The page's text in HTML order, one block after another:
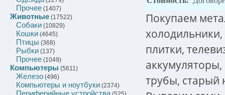
Прочее (1407)
Животные (17522)
Собаки (10829)
Кошки (4645)
Птицы (368)
Рыбки (137)
Прочее (1049)
Компьютеры (5611)
Железо (496)
Компьютеры и ноутбуки (2374)
Периферийные устройства
Покупаем
плитки,
трубы,